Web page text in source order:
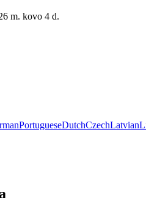
m. kovo 4 d.
PortugueseDutchCzechLatvian